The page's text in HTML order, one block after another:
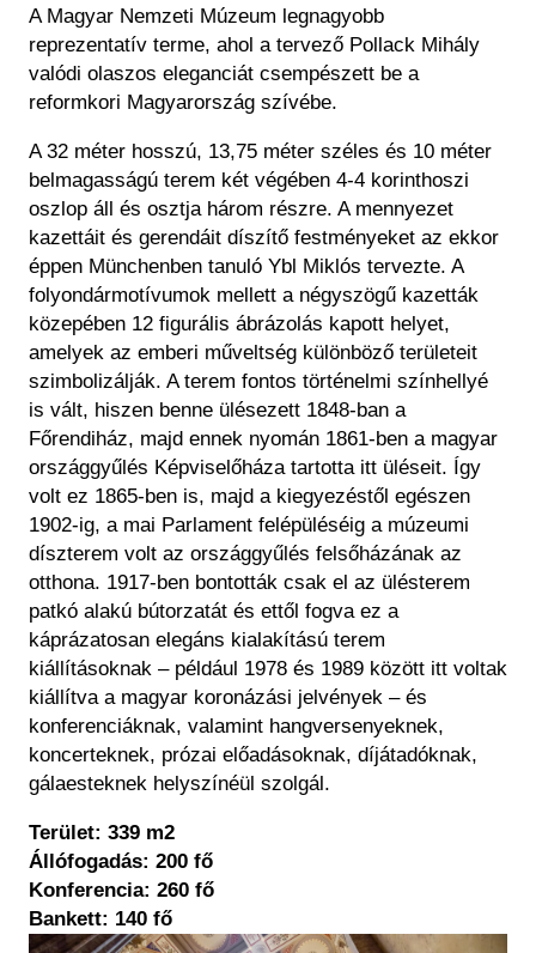
A Magyar Nemzeti Múzeum legnagyobb
reprezentatív terme, ahol a tervező Pollack Mihály
valódi olaszos eleganciát csempészett be a
reformkori Magyarország szívébe.
A 32 méter hosszú, 13,75 méter széles és 10 méter
belmagasságú terem két végében 4-4 korinthoszi
oszlop áll és osztja három részre. A mennyezet
kazettáit és gerendáit díszítő festményeket az ekkor
éppen Münchenben tanuló Ybl Miklós tervezte. A
folyondármotívumok mellett a négyszögű kazetták
közepében 12 figurális ábrázolás kapott helyet,
amelyek az emberi műveltség különböző területeit
szimbolizálják. A terem fontos történelmi színhellyé
is vált, hiszen benne ülésezett 1848-ban a
Főrendiház, majd ennek nyomán 1861-ben a magyar
országgyűlés Képviselőháza tartotta itt üléseit. Így
volt ez 1865-ben is, majd a kiegyezéstől egészen
1902-ig, a mai Parlament felépüléséig a múzeumi
díszterem volt az országgyűlés felsőházának az
otthona. 1917-ben bontották csak el az ülésterem
patkó alakú bútorzatát és ettől fogva ez a
káprázatosan elegáns kialakítású terem
kiállításoknak – például 1978 és 1989 között itt voltak
kiállítva a magyar koronázási jelvények – és
konferenciáknak, valamint hangversenyeknek,
koncerteknek, prózai előadásoknak, díjátadóknak,
gálaesteknek helyszínéül szolgál.
Terület: 339 m2
Állófogadás: 200 fő
Konferencia: 260 fő
Bankett: 140 fő
Kép